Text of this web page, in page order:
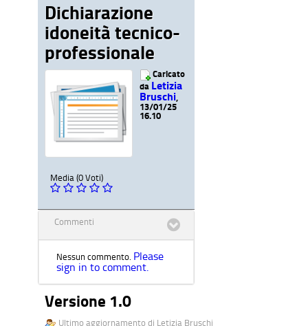
Dichiarazione
idoneità tecnico-
professionale
Caricato
da Letizia
Bruschi
13/01/25
16.10
Media (0 Voti)
Commenti
Nessun commento. Please
sign in to comment.
Versione 1.0
Ultimo aggiornamento di Letizia Bruschi